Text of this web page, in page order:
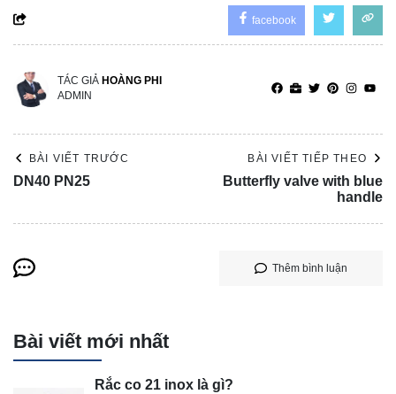
facebook
TÁC GIẢ HOÀNG PHI
ADMIN
BÀI VIẾT TRƯỚC
DN40 PN25
BÀI VIẾT TIẾP THEO
Butterfly valve with blue
handle
Thêm bình luận
Bài viết mới nhất
Rắc co 21 inox là gì?